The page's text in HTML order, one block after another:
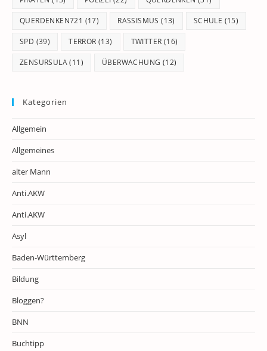
QUERDENKEN721 (17) RASSISMUS (13) SCHULE (15)
SPD (39) TERROR (13) TWITTER (16)
ZENSURSULA(11) ÜBERWACHUNG (12)
Kategorien
Allgemein
Allgemeines
alter Mann
Anti.AKW
Anti.AKW
Asyl
Baden-Württemberg
Bildung
Bloggen?
BNN
Buchtipp